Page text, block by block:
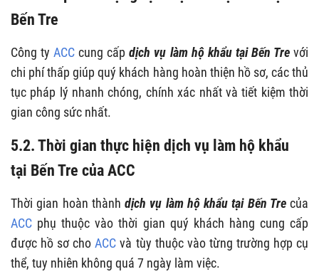
Bến Tre
Công tyACC cung cấpdịch vụ làm hộ khẩu tại Bến Trevới
chi phí thấp giúp quý khách hàng hoàn thiện hồ sơ, các thủ
tục pháp lý nhanh chóng, chính xác nhất và tiết kiệm thời
gian công sức nhất.
5.2. Thời gian thực hiện dịch vụ làm hộ khẩu
tại Bến Tre của ACC
Thời gian hoàn thành dịch vụ làm hộ khẩu tại Bến Tre của
ACC phụ thuộc vào thời gian quý khách hàng cung cấp
được hồ sơ choACC và tùy thuộc vào từng trường hợp cụ
thể, tuy nhiên không quá 7 ngày làm việc.